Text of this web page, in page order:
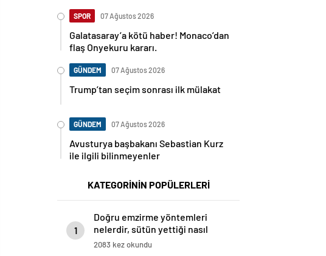
SPOR 07 Ağustos 2026
Galatasaray’a kötü haber! Monaco’dan
flaş Onyekuru kararı.
GÜNDEM 07 Ağustos 2026
Trump’tan seçim sonrası ilk mülakat
GÜNDEM 07 Ağustos 2026
Avusturya başbakanı Sebastian Kurz
ile ilgili bilinmeyenler
KATEGORİNİN POPÜLERLERİ
1
Doğru emzirme yöntemleri
nelerdir, sütün yettiği nasıl
anlaşılır?
2083 kez okundu